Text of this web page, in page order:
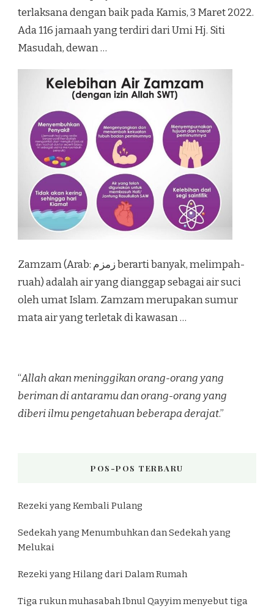
terlaksana dengan baik pada Kamis, 3 Maret 2022.
Ada 116 jamaah yang terdiri dari Umi Hj. Siti
Masudah, dewan …
Zamzam (Arab: زمزم‎ berarti banyak, melimpah-
ruah) adalah air yang dianggap sebagai air suci
oleh umat Islam. Zamzam merupakan sumur
mata air yang terletak di kawasan …
“Allah akan meninggikan orang-orang yang
beriman di antaramu dan orang-orang yang
diberi ilmu pengetahuan beberapa derajat.”
POS-POS TERBARU
Rezeki yang Kembali Pulang
Sedekah yang Menumbuhkan dan Sedekah yang
Melukai
Rezeki yang Hilang dari Dalam Rumah
Tiga rukun muhasabah Ibnul Qayyim menyebut tiga